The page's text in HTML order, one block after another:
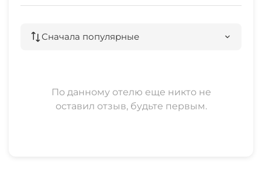
Сначала популярные
По данному отелю еще никто не
оставил отзыв, будьте первым.